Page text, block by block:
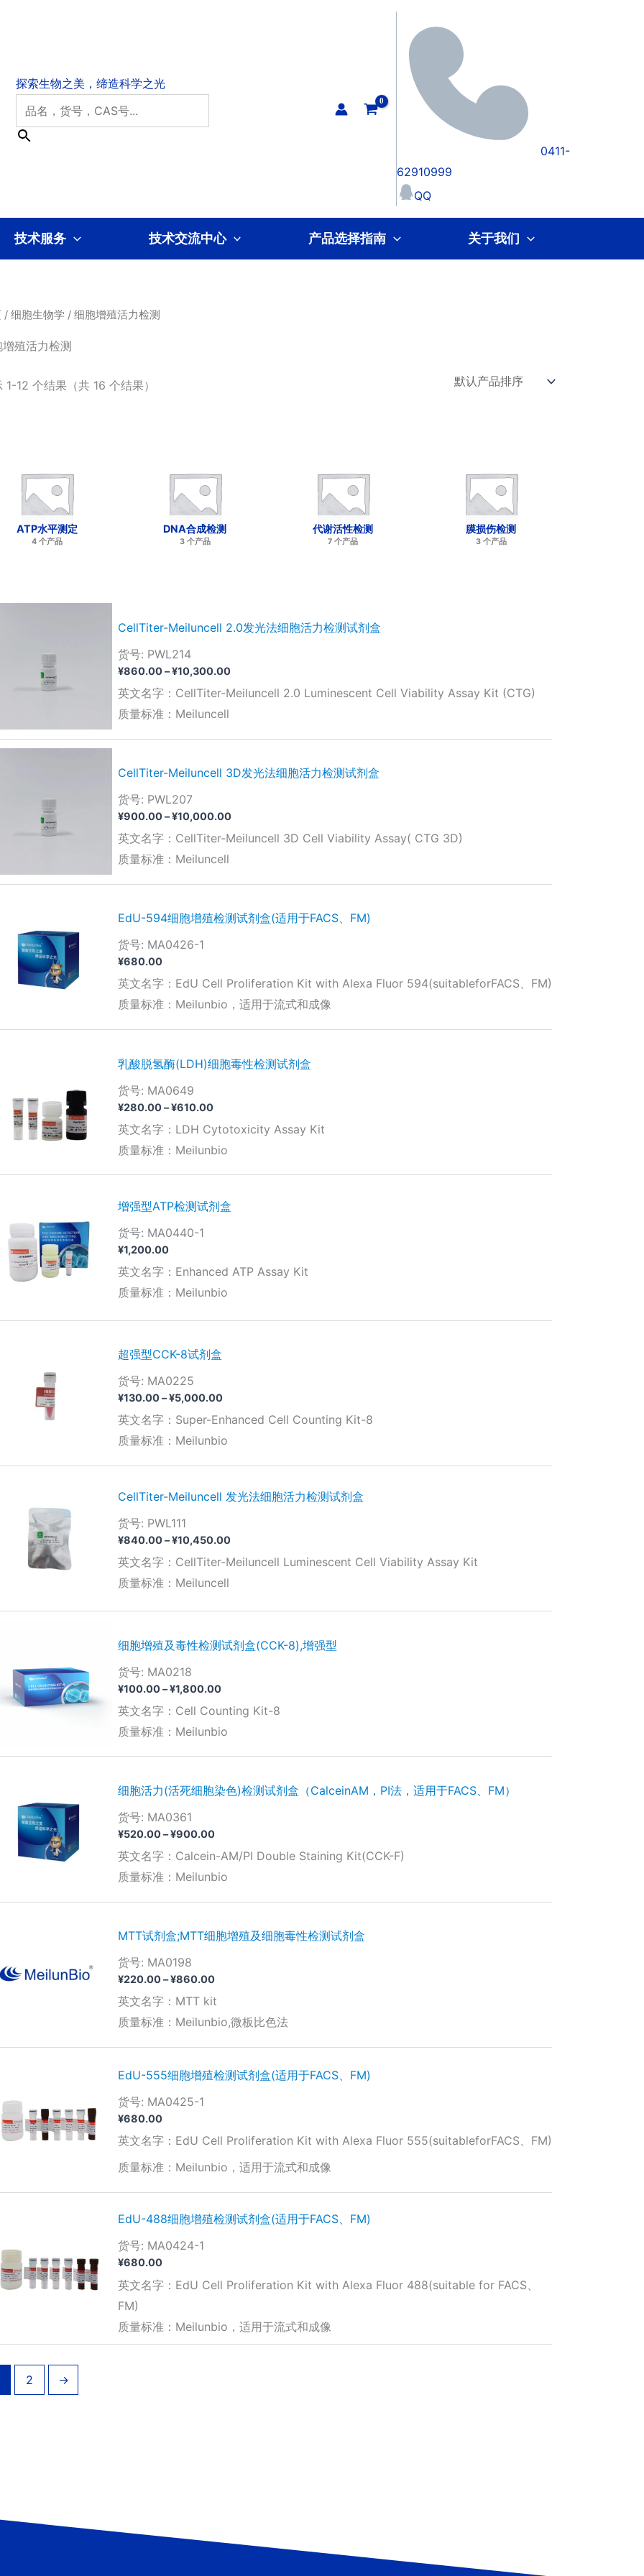
0411-
62910999
QQ
技术服务 技术交流中心 产品选择指南 关于我们
/ 细胞生物学 / 细胞增殖活力检测
殖活力检测
1-12 个结果（共 16 个结果）
ATP水平测定
4 个产品
DNA合成检测
3 个产品
代谢活性检测
7 个产品
膜损伤检测
3 个产品
CellTiter-Meiluncell 2.0发光法细胞活力检测试剂盒
货号: PWL214
¥860.00–¥10,300.00价
范
英文名字：CellTiter-Meiluncell 2.0 Luminescent Cell Viability Assay Kit (CTG)
质量标准：Meiluncell
CellTiter-Meiluncell 3D发光法细胞活力检测试剂盒
货号: PWL207
¥900.00–¥10,000.00价
范
英文名字：CellTiter-Meiluncell 3D Cell Viability Assay( CTG 3D)
质量标准：Meiluncell
EdU-594细胞增殖检测试剂盒(适用于FACS、FM)
货号: MA0426-1
¥680.00
英文名字：EdU Cell Proliferation Kit with Alexa Fluor 594(suitableforFACS、FM)
质量标准：Meilunbio，适用于流式和成像
乳酸脱氢酶(LDH)细胞毒性检测试剂盒
货号: MA0649
¥280.00–¥610.00价
范
围：
¥280.00
英文名字：LDH Cytotoxicity Assay Kit
质量标准：Meilunbio
增强型ATP检测试剂盒
货号: MA0440-1
¥1,200.00
英文名字：Enhanced ATP Assay Kit
质量标准：Meilunbio
超强型CCK-8试剂盒
货号: MA0225
¥130.00–¥5,000.00价
范
围：
¥130.00
英文名字：Super-Enhanced Cell Counting Kit-8
质量标准：Meilunbio
CellTiter-Meiluncell 发光法细胞活力检测试剂盒
货号: PWL111
¥840.00–¥10,450.00价
范
英文名字：CellTiter-Meiluncell Luminescent Cell Viability Assay Kit
质量标准：Meiluncell
细胞增殖及毒性检测试剂盒(CCK-8),增强型
货号: MA0218
¥100.00–¥1,800.00价
范
围：
¥100.00
英文名字：Cell Counting Kit-8
质量标准：Meilunbio
细胞活力(活死细胞染色)检测试剂盒（CalceinAM，PI法，适用于FACS、FM）
货号: MA0361
¥520.00–¥900.00价
范
围：
¥520.00
英文名字：Calcein-AM/PI Double Staining Kit(CCK-F)
质量标准：Meilunbio
MTT试剂盒;MTT细胞增殖及细胞毒性检测试剂盒
货号: MA0198
¥220.00–¥860.00价
范
围：
¥220.00
英文名字：MTT kit
质量标准：Meilunbio,微板比色法
EdU-555细胞增殖检测试剂盒(适用于FACS、FM)
货号: MA0425-1
¥680.00
英文名字：EdU Cell Proliferation Kit with Alexa Fluor 555(suitableforFACS、FM)
质量标准：Meilunbio，适用于流式和成像
EdU-488细胞增殖检测试剂盒(适用于FACS、FM)
货号: MA0424-1
¥680.00
英文名字：EdU Cell Proliferation Kit with Alexa Fluor 488(suitable for FACS、
FM)
质量标准：Meilunbio，适用于流式和成像
2 →